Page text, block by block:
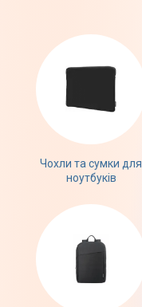
Чохли та сумки для
ноутбуків